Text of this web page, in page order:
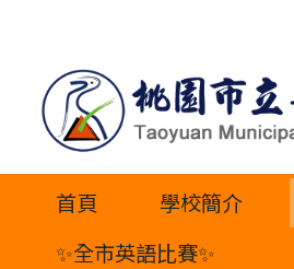
內
首頁 學校簡介
✨全市英語比賽✨